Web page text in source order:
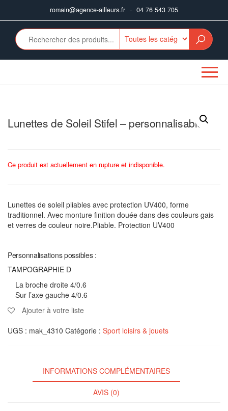
romain@agence-ailleurs.fr – 04 76 543 705
Lunettes de Soleil Stifel – personnalisable
Ce produit est actuellement en rupture et indisponible.
Lunettes de soleil pliables avec protection UV400, forme
traditionnel. Avec monture finition douée dans des couleurs gais
et verres de couleur noire.Pliable. Protection UV400
Personnalisations possibles :
TAMPOGRAPHIE D
La broche droite 4/0.6
Sur l’axe gauche 4/0.6
Ajouter à votre liste
UGS : mak_4310 Catégorie : Sport loisirs & jouets
INFORMATIONS COMPLÉMENTAIRES
AVIS (0)